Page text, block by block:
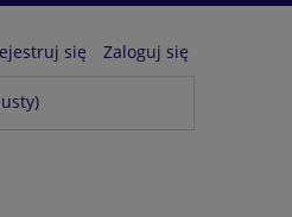
się
Zaloguj się